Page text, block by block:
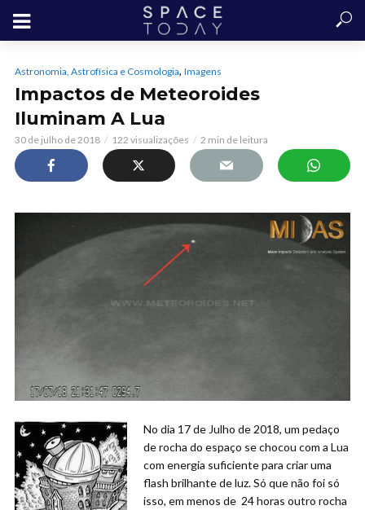
Astronomia, Astrofísica e Cosmologia, Imagens
Impactos de Meteoroides
Iluminam A Lua
30 de julho de 2018 122 visualizações 2 min de leitura
No dia 17 de Julho de 2018, um pedaço
de rocha do espaço se chocou com a Lua
com energia suficiente para criar uma
flash brilhante de luz. Só que não foi só
isso, em menos de 24 horas outro rocha